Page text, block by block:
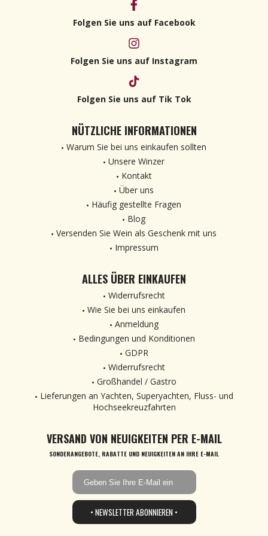
Folgen Sie uns auf Facebook
Folgen Sie uns auf Instagram
Folgen Sie uns auf Tik Tok
NÜTZLICHE INFORMATIONEN
Warum Sie bei uns einkaufen sollten
Unsere Winzer
Kontakt
Über uns
Häufig gestellte Fragen
Blog
Versenden Sie Wein als Geschenk mit uns
Impressum
ALLES ÜBER EINKAUFEN
Widerrufsrecht
Wie Sie bei uns einkaufen
Anmeldung
Bedingungen und Konditionen
GDPR
Widerrufsrecht
Großhandel / Gastro
Lieferungen an Yachten, Superyachten, Fluss- und
Hochseekreuzfahrten
VERSAND VON NEUIGKEITEN PER E-MAIL
SONDERANGEBOTE, RABATTE UND NEUIGKEITEN AN IHRE E-MAIL
• NEWSLETTER ABONNIEREN •